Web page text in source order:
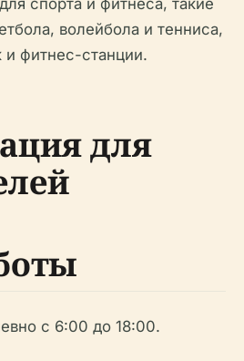
волейбола и тенниса,
и фитнес-станции.
для
с 6:00 до 18:00.